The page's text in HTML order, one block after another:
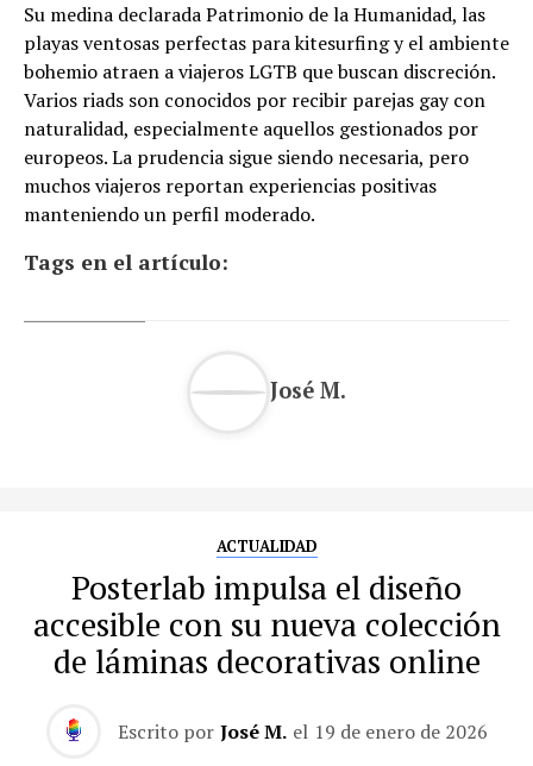
Su medina declarada Patrimonio de la Humanidad, las
playas ventosas perfectas para kitesurfing y el ambiente
bohemio atraen a viajeros LGTB que buscan discreción.
Varios riads son conocidos por recibir parejas gay con
naturalidad, especialmente aquellos gestionados por
europeos. La prudencia sigue siendo necesaria, pero
muchos viajeros reportan experiencias positivas
manteniendo un perfil moderado.
Tags en el artículo:
José M.
ACTUALIDAD
Posterlab impulsa el diseño
accesible con su nueva colección
de láminas decorativas online
Escrito por José M. el 19 de enero de 2026